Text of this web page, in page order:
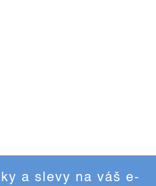
a slevy na váš e-